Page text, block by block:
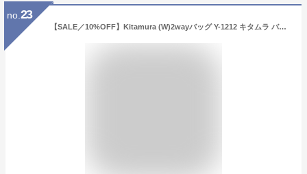
no. 23
【SALE／10%OFF】Kitamura (W)2wayバッグ Y-1212 キタムラ バッグ トートバッグ ホワイト カーキ ベージュ ネイビー ブラック【送料無料】